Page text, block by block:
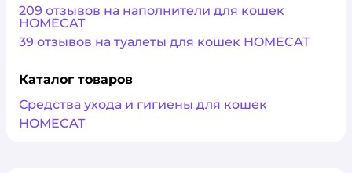
209 отзывов на наполнители для кошек
HOMECAT
39 отзывов на туалеты для кошек HOMECAT
Каталог товаров
Средства ухода и гигиены для кошек
HOMECAT